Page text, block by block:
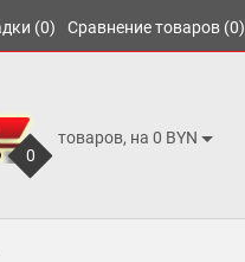
(0) Сравнение товаров (0)
0
товаров, на 0 BYN